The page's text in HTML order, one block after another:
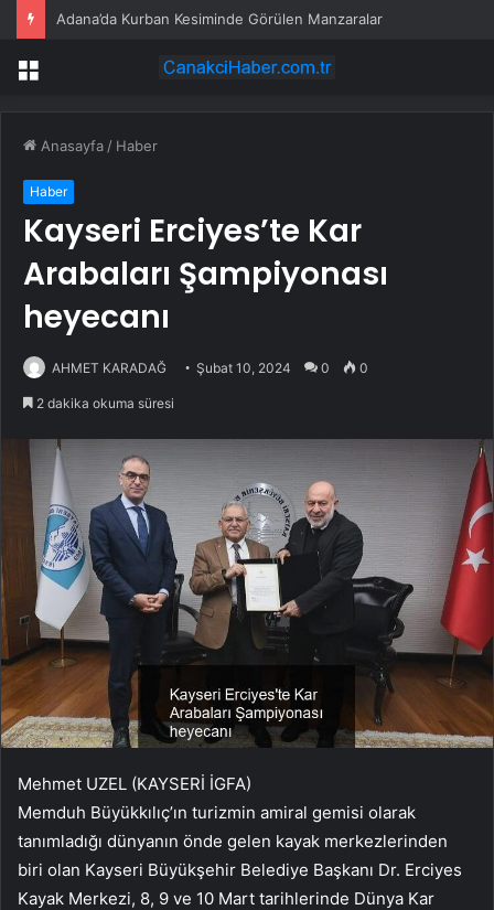
Adana’da Kurban Kesiminde Görülen Manzaralar
Menü
Anasayfa / Haber
Haber
Kayseri Erciyes’te Kar
Arabaları Şampiyonası
heyecanı
AHMET KARADAĞ Şubat 10, 2024 0 0
2 dakika okuma süresi
Mehmet UZEL (KAYSERİ İGFA)
Memduh Büyükkılıç’ın turizmin amiral gemisi olarak
tanımladığı dünyanın önde gelen kayak merkezlerinden
biri olan Kayseri Büyükşehir Belediye Başkanı Dr. Erciyes
Kayak Merkezi, 8, 9 ve 10 Mart tarihlerinde Dünya Kar